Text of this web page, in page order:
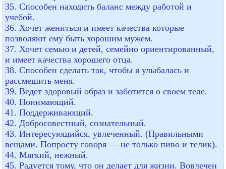
35. Способен находить баланс между работой и
учебой.
36. Хочет жениться и имеет качества которые
позволяют ему быть хорошим мужем.
37. Хочет семью и детей, семейно ориентированный,
и имеет качества хорошего отца.
38. Способен сделать так, чтобы я улыбалась и
рассмешить меня.
39. Ведет здоровый образ и заботится о своем теле.
40. Понимающий.
41. Поддерживающий.
42. Добросовестный, сознательный.
43. Интересующийся, увлеченный. (Правильными
вещами. Попросту говоря — не только пиво и телик).
44. Мягкий, нежный.
45. Радуется тому, что он делает для жизни. Вовлечен